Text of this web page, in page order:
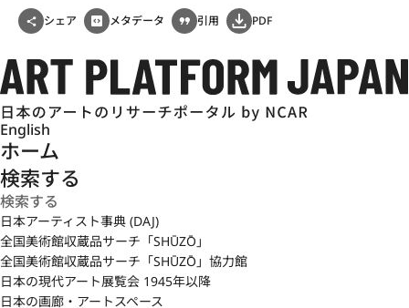
シェア メタデータ 引用 PDF
English
ホーム
検索する
日本アーティスト事典 (DAJ)
全国美術館収蔵品サーチ「SHŪZŌ」
全国美術館収蔵品サーチ「SHŪZŌ」協力館
日本の現代アート展覧会 1945年以降
日本の画廊・アートスペース